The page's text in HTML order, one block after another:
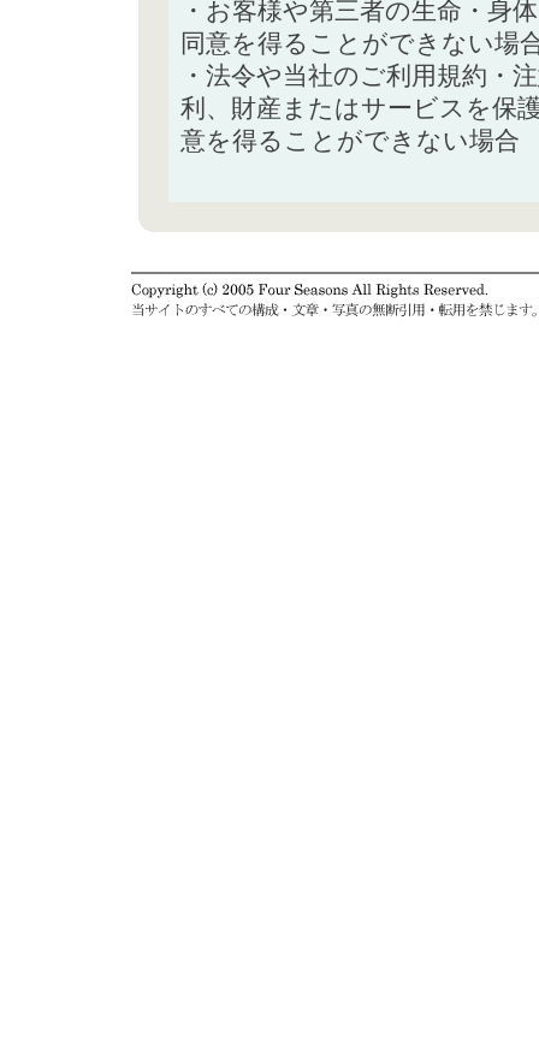
・お客様や第三者の生命・身
同意を得ることができない場
・法令や当社のご利用規約・
利、財産またはサービスを保
意を得ることができない場合